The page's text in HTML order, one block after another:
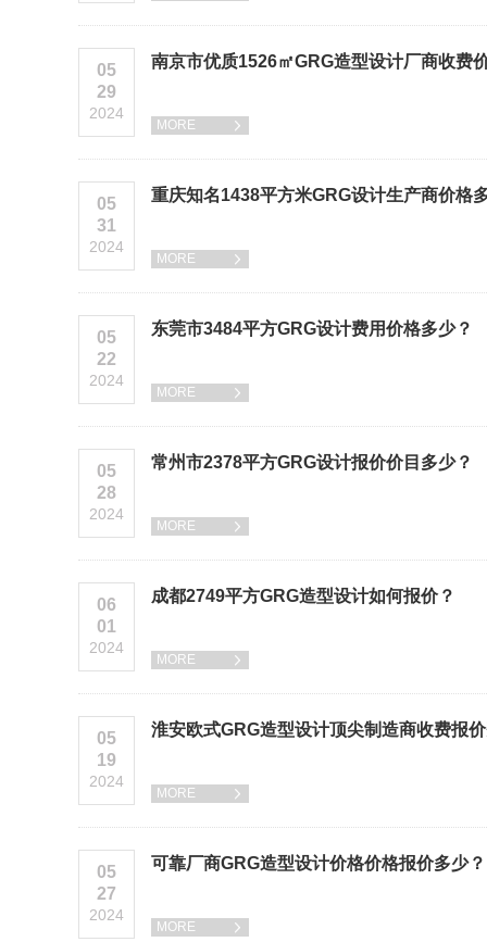
05
29
2024
南京市优质1526㎡GRG造型设计厂商收费
MORE 
05
31
2024
重庆知名1438平方米GRG设计生产商价格
MORE 
05
22
2024
东莞市3484平方GRG设计费用价格多少？
MORE 
05
28
2024
常州市2378平方GRG设计报价价目多少？
MORE 
06
01
2024
成都2749平方GRG造型设计如何报价？
MORE 
05
19
2024
淮安欧式GRG造型设计顶尖制造商收费报
MORE 
05
27
2024
可靠厂商GRG造型设计价格价格报价多少？
MORE 